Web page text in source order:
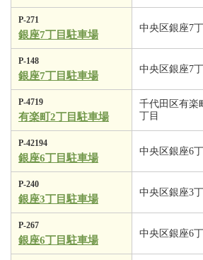
P-271
銀座7丁目駐車場
中央区銀座7
P-148
銀座7丁目駐車場
中央区銀座7
P-4719
有楽町2丁目駐車場
千代田区有楽
丁目
P-42194
銀座6丁目駐車場
中央区銀座6
P-240
銀座3丁目駐車場
中央区銀座3
P-267
銀座6丁目駐車場
中央区銀座6